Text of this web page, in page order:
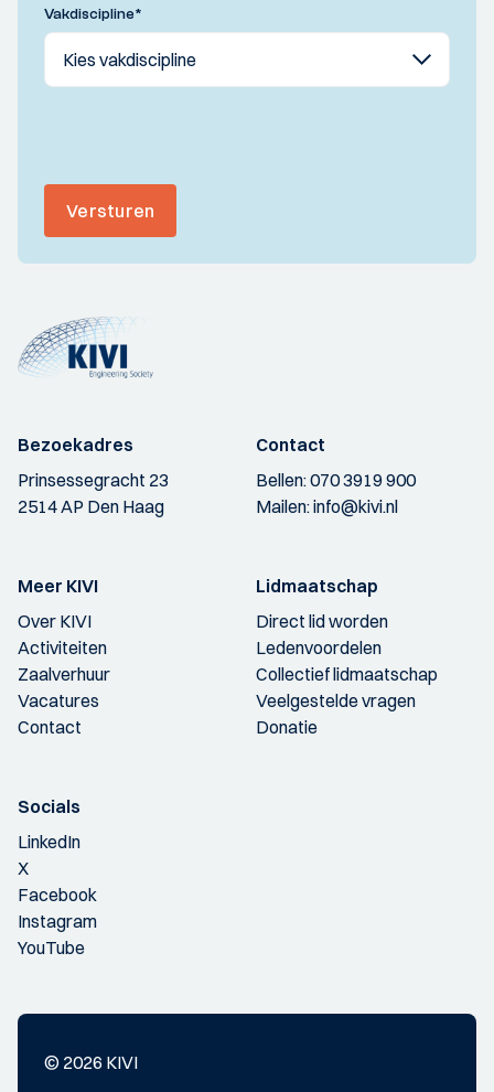
Vakdiscipline*
Versturen
Bezoekadres
Prinsessegracht 23
2514 AP Den Haag
Contact
Bellen:070 3919 900
Mailen:info@kivi.nl
Meer KIVI
Over KIVI
Activiteiten
Zaalverhuur
Vacatures
Contact
Lidmaatschap
Direct lid worden
Ledenvoordelen
Collectief lidmaatschap
Veelgestelde vragen
Donatie
Socials
LinkedIn
X
Facebook
Instagram
YouTube
© 2026 KIVI